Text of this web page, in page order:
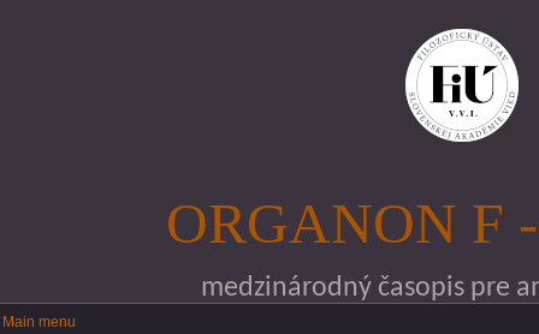
ORGANON F
medzinárodný časopis pre
Main menu
Main menu